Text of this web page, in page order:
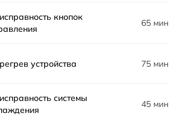
кнопок
65 мин
устройства 75 мин
системы
45 мин